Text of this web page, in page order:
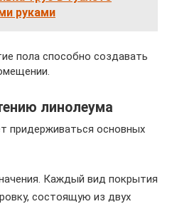
руками
пола способно создавать
линолеума
придерживаться основных
Каждый вид покрытия
состоящую из двух